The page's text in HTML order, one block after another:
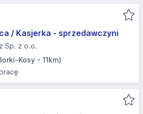
/ Kasjerka - sprzedawczyni
Sp. z o.o.
Kosy - 11km)